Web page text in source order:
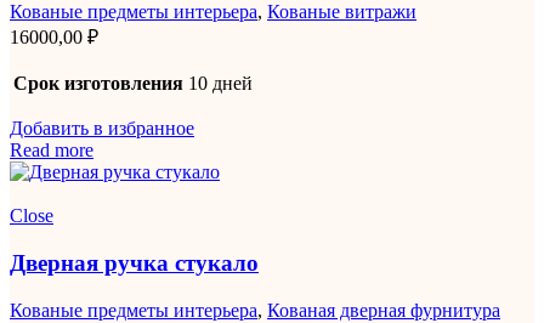
Кованые предметы интерьера, Кованые витражи
16000,00 ₽
Срок изготовления 10 дней
Добавить в избранное
Read more
Close
Дверная ручка стукало
Кованые предметы интерьера, Кованая дверная фурнитура